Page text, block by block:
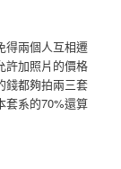
得兩個人互相遷
許加照片的價格
錢都夠拍兩三套
套系的70%還算